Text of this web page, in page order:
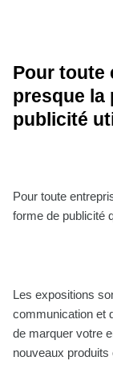
Pour toute
presque la
publicité
Pour toute
forme de publicité
Les expositions
communication et
de marquer votre
nouveaux